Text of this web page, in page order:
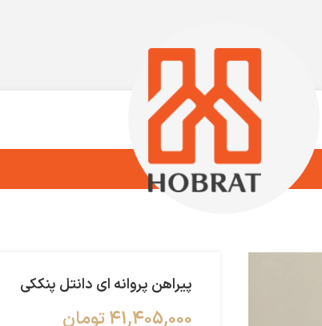
پیراهن پروانه ای دانتل پنککی
41,405,000تومان